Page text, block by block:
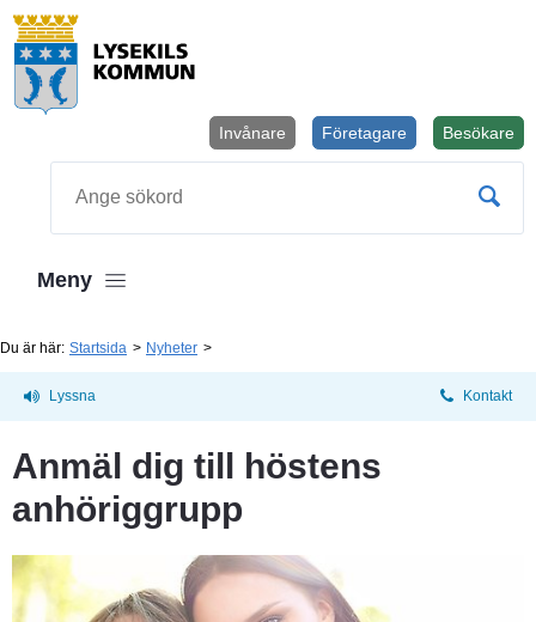
Besökare
Företagare
Invånare
Meny
Du är här: Startsida Nyheter
Lyssna Kontakt
Anmäl dig till höstens
anhöriggrupp